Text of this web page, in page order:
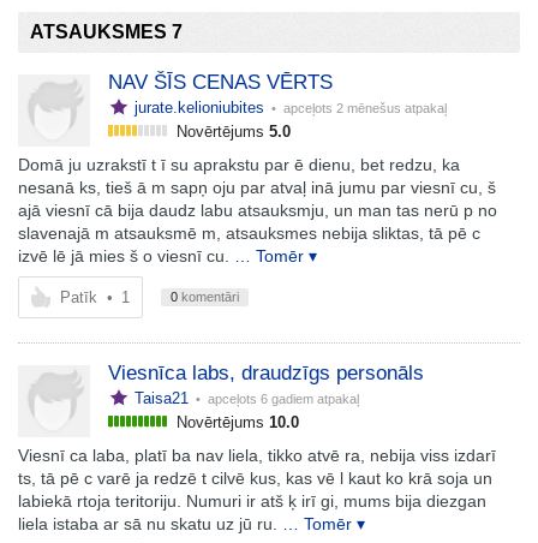
ATSAUKSMES 7
NAV ŠĪS CENAS VĒRTS
jurate.kelioniubites • apceļots 2 mēnešus atpakaļ
Novērtējums 5.0
Domā ju uzrakstī t ī su aprakstu par ē dienu, bet redzu, ka
nesanā ks, tieš ā m sapņ oju par atvaļ inā jumu par viesnī cu, š
ajā viesnī cā bija daudz labu atsauksmju, un man tas nerū p no
slavenajā m atsauksmē m, atsauksmes nebija sliktas, tā pē c
izvē lē jā mies š o viesnī cu.
… Tomēr ▾
Patīk • 1 0 komentāri
Viesnīca labs, draudzīgs personāls
Taisa21 • apceļots 6 gadiem atpakaļ
Novērtējums 10.0
Viesnī ca laba, platī ba nav liela, tikko atvē ra, nebija viss izdarī
ts, tā pē c varē ja redzē t cilvē kus, kas vē l kaut ko krā soja un
labiekā rtoja teritoriju. Numuri ir atš ķ irī gi, mums bija diezgan
liela istaba ar sā nu skatu uz jū ru.
… Tomēr ▾